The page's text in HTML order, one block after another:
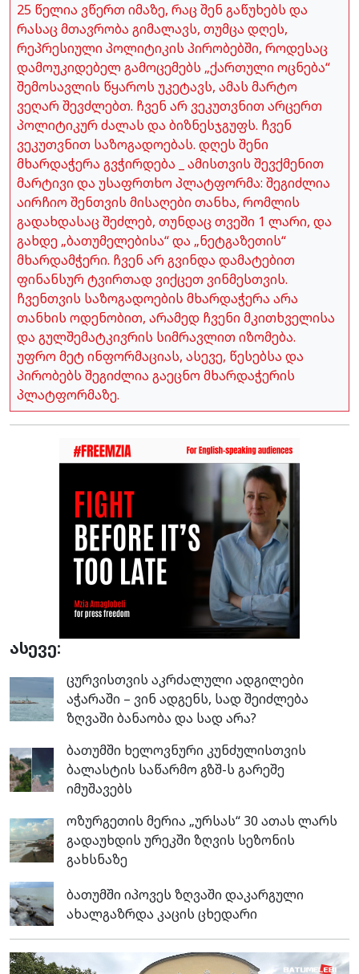
25 წელია ვწერთ იმაზე, რაც შენ გაწუხებს და
რასაც მთავრობა გიმალავს, თუმცა დღეს,
რეპრესიული პოლიტიკის პირობებში, როდესაც
დამოუკიდებელ გამოცემებს „ქართული ოცნება“
შემოსავლის წყაროს უკეტავს, ამას მარტო
ვეღარ შევძლებთ. ჩვენ არ ვეკუთვნით არცერთ
პოლიტიკურ ძალას და ბიზნესჯგუფს. ჩვენ
ვეკუთვნით საზოგადოებას. დღეს შენი
მხარდაჭერა გვჭირდება _ ამისთვის შევქმენით
მარტივი და უსაფრთხო პლატფორმა: შეგიძლია
აირჩიო შენთვის მისაღები თანხა, რომლის
გადახდასაც შეძლებ, თუნდაც თვეში 1 ლარი, და
გახდე „ბათუმელებისა“ და „ნეტგაზეთის“
მხარდამჭერი. ჩვენ არ გვინდა დამატებით
ფინანსურ ტვირთად ვიქცეთ ვინმესთვის.
ჩვენთვის საზოგადოების მხარდაჭერა არა
თანხის ოდენობით, არამედ ჩვენი მკითხველისა
და გულშემატკივრის სიმრავლით იზომება.
უფრო მეტ ინფორმაციას, ასევე, წესებსა და
პირობებს შეგიძლია გაეცნო მხარდაჭერის
პლატფორმაზე.
ასევე:
ცურვისთვის აკრძალული ადგილები
აჭარაში – ვინ ადგენს, სად შეიძლება
ზღვაში ბანაობა და სად არა?
ბათუმში ხელოვნური კუნძულისთვის
ბალასტის საწარმო გზშ-ს გარეშე
იმუშავებს
ოზურგეთის მერია „ურსას“ 30 ათას ლარს
გადაუხდის ურეკში ზღვის სეზონის
გახსნაზე
ბათუმში იპოვეს ზღვაში დაკარგული
ახალგაზრდა კაცის ცხედარი